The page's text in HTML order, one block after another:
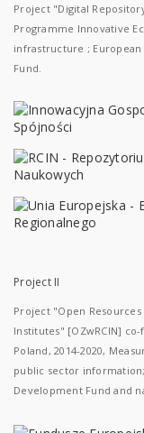
Project "Digital
Programme Innovative
infrastructure ;
Fund.
Project II
Project "Open
Institutes" [OZwRCIN]
Poland, 2014-2020,
public sector
Development Fund and